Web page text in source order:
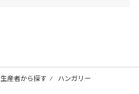
生産者から探す ⁄ ハンガリー